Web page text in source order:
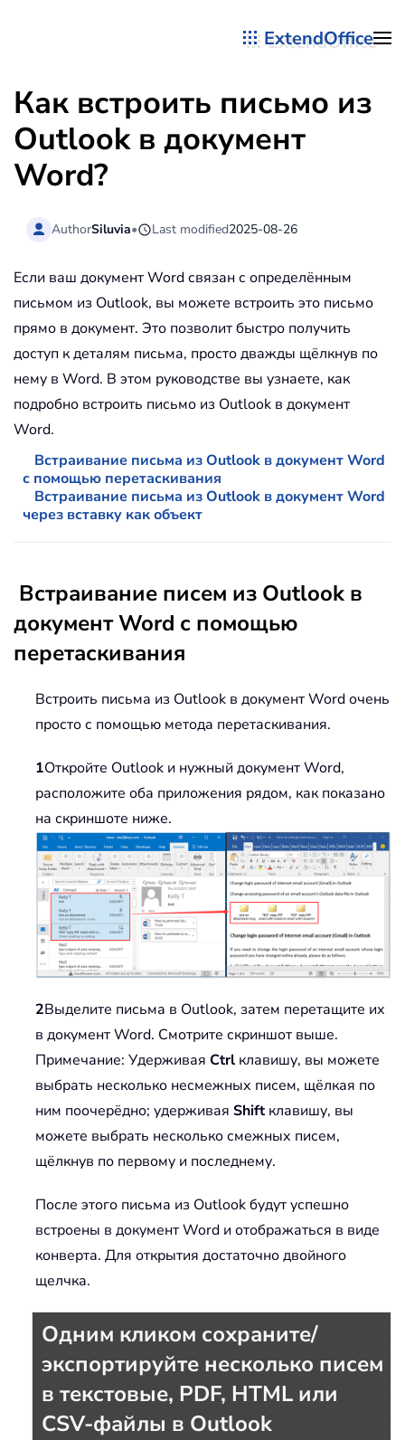
ExtendOffice
Как встроить письмо из
Outlook в документ
Word?
AuthorSiluvia• Last modified2025-08-26
Если ваш документ Word связан с определённым
письмом из Outlook, вы можете встроить это письмо
прямо в документ. Это позволит быстро получить
доступ к деталям письма, просто дважды щёлкнув по
нему в Word. В этом руководстве вы узнаете, как
подробно встроить письмо из Outlook в документ
Word.
Встраивание письма из Outlook в документ Word
с помощью перетаскивания
Встраивание письма из Outlook в документ Word
через вставку как объект
Встраивание писем из Outlook в
документ Word с помощью
перетаскивания
Встроить письма из Outlook в документ Word очень
просто с помощью метода перетаскивания.
1Откройте Outlook и нужный документ Word,
расположите оба приложения рядом, как показано
на скриншоте ниже.
2Выделите письма в Outlook, затем перетащите их
в документ Word. Смотрите скриншот выше.
Примечание: Удерживая Ctrl клавишу, вы можете
выбрать несколько несмежных писем, щёлкая по
ним поочерёдно; удерживая Shiftклавишу, вы
можете выбрать несколько смежных писем,
щёлкнув по первому и последнему.
После этого письма из Outlook будут успешно
встроены в документ Word и отображаться в виде
конверта. Для открытия достаточно двойного
щелчка.
Одним кликом сохраните/
экспортируйте несколько писем
в текстовые, PDF, HTML или
CSV-файлы в Outlook